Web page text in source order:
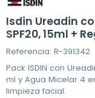
Isdin Ureadin
SPF20, 15ml +
Referencia: R-391342
Pack ISDIN con
ml y Agua Micelar 4
limpieza facial.